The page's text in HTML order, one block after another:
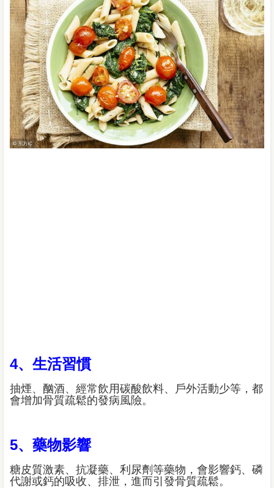
4、生活習慣
抽煙、酗酒、經常飲用碳酸飲料、戶外活動少等，都
會增加骨質疏鬆的發病風險。
5、藥物影響
糖皮質激素、抗凝藥、利尿劑等藥物，會影響鈣、磷
代謝或鈣的吸收、排泄，進而引發骨質疏鬆。